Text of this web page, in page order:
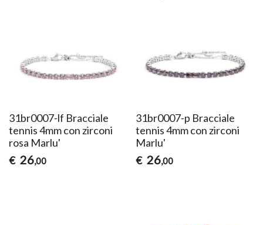
31br0007-lf Bracciale
tennis 4mm con zirconi
rosa Marlu'
€ 26,00
31br0007-p Bracciale
tennis 4mm con zirconi
Marlu'
€ 26,00